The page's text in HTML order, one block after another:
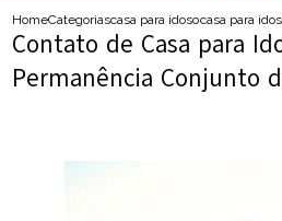
HomeCategoriascasa para idososcasa para
Contato de Casa para
Permanência Conjunto